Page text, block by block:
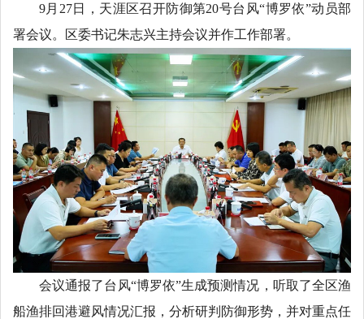
9月27日，天涯区召开防御第20号台风“博罗依”动员部
署会议。区委书记朱志兴主持会议并作工作部署。
会议通报了台风“博罗依”生成预测情况，听取了全区渔
船渔排回港避风情况汇报，分析研判防御形势，并对重点任